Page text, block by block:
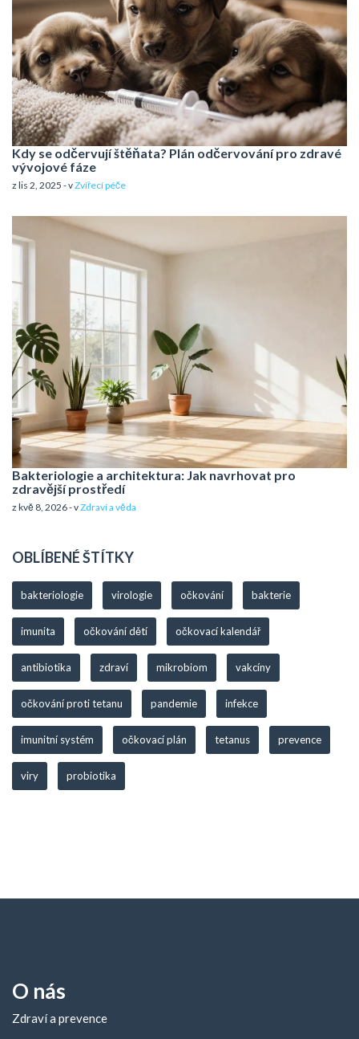
Kdy se odčervují štěňata? Plán odčervování pro zdravé
vývojové fáze
z lis 2, 2025 - vZvířecí péče
Bakteriologie a architektura: Jak navrhovat pro
zdravější prostředí
z kvě 8, 2026 - vZdraví a věda
OBLÍBENÉ ŠTÍTKY
bakteriologie virologie očkování bakterie
imunita očkování dětí očkovací kalendář
antibiotika zdraví mikrobiom vakcíny
očkování proti tetanu pandemie infekce
imunitní systém očkovací plán tetanus prevence
viry probiotika
O nás
Zdraví a prevence